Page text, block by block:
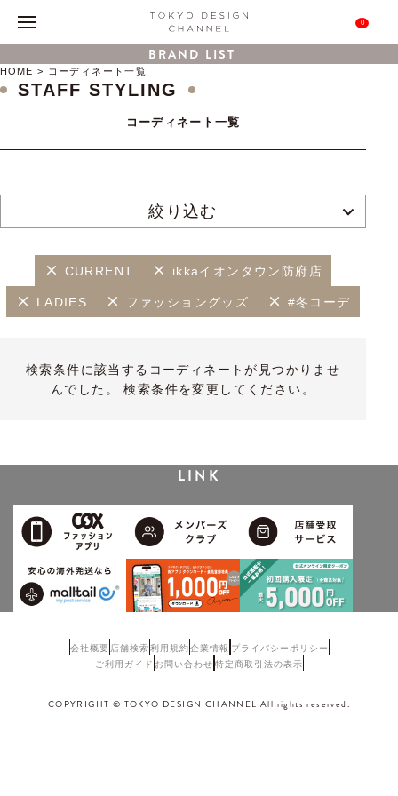
0
BRAND LIST
HOME コーディネート一覧
STAFF STYLING
コーディネート一覧
絞り込む
CURRENT ikkaイオンタウン防府店
LADIES ファッショングッズ #冬コーデ
検索条件に該当するコーディネートが見つかりませ
んでした。 検索条件を変更してください。
LINK
会社概要 店舗検索利用規約企業情報 プライバシーポリシー
ご利用ガイド お問い合わせ 特定商取引法の表示
COPYRIGHT © TOKYO DESIGN CHANNEL All rights reserved.